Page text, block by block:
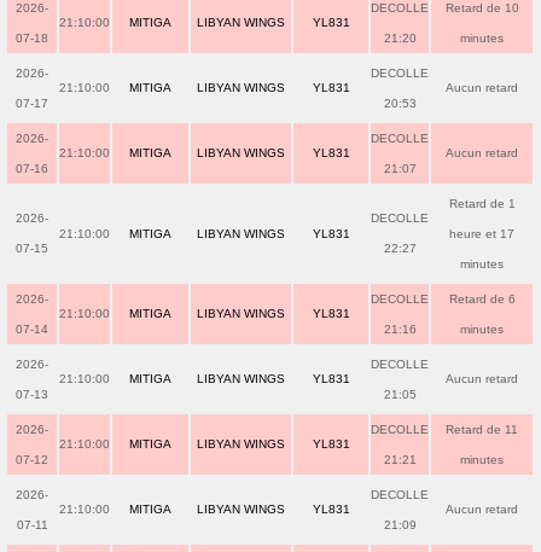
2026-
07-18
21:10:00 MITIGA LIBYAN WINGS YL831
DECOLLE
21:20
Retard de 10
minutes
2026-
07-17
21:10:00 MITIGA LIBYAN WINGS YL831
DECOLLE
20:53
Aucun retard
2026-
07-16
21:10:00 MITIGA LIBYAN WINGS YL831
DECOLLE
21:07
Aucun retard
2026-
07-15
21:10:00 MITIGA LIBYAN WINGS YL831
DECOLLE
22:27
Retard de 1
heure et 17
minutes
2026-
07-14
21:10:00 MITIGA LIBYAN WINGS YL831
DECOLLE
21:16
Retard de 6
minutes
2026-
07-13
21:10:00 MITIGA LIBYAN WINGS YL831
DECOLLE
21:05
Aucun retard
2026-
07-12
21:10:00 MITIGA LIBYAN WINGS YL831
DECOLLE
21:21
Retard de 11
minutes
2026-
07-11
21:10:00 MITIGA LIBYAN WINGS YL831
DECOLLE
21:09
Aucun retard